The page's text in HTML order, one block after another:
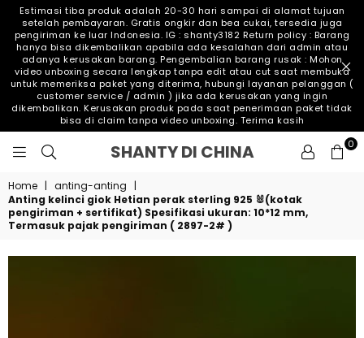
Estimasi tiba produk adalah 20-30 hari sampai di alamat tujuan
setelah pembayaran. Gratis ongkir dan bea cukai, tersedia juga
pengiriman ke luar Indonesia. IG : shanty3182 Return policy : Barang
hanya bisa dikembalikan apabila ada kesalahan dari admin atau
adanya kerusakan barang. Pengembalian barang rusak : Mohon
video unboxing secara lengkap tanpa edit atau cut saat membuka
untuk memeriksa paket yang diterima, hubungi layanan pelanggan (
customer service / admin ) jika ada kerusakan yang ingin
dikembalikan. Kerusakan produk pada saat penerimaan paket tidak
bisa di claim tanpa video unboxing. Terima kasih
SHANTY DI CHINASHANTY 0
Home | anting-anting
|
Anting kelinci giok Hetian perak sterling 925 🐰(kotak
pengiriman + sertifikat) Spesifikasi ukuran: 10*12 mm,
Termasuk pajak pengiriman ( 2897-2# )